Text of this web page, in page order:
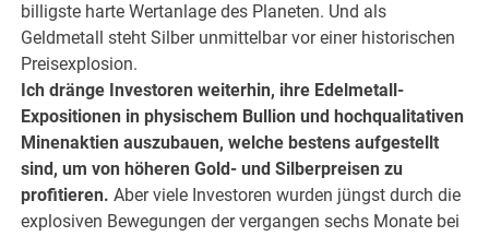
billigste harte Wertanlage des Planeten. Und als
Geldmetall steht Silber unmittelbar vor einer historischen
Preisexplosion.
Ich dränge Investoren weiterhin, ihre Edelmetall-
Expositionen in physischem Bullion und hochqualitativen
Minenaktien auszubauen, welche bestens aufgestellt
sind, um von höheren Gold- und Silberpreisen zu
profitieren. Aber viele Investoren wurden jüngst durch die
explosiven Bewegungen der vergangen sechs Monate bei